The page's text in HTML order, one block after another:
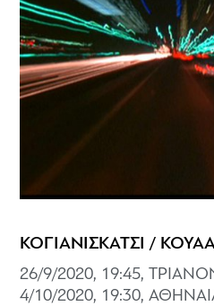
ΚΟΓΙΑΝΙΣΚΑΤΣΙ /
26/9/2020, 19:45,
4/10/2020, 19:30,